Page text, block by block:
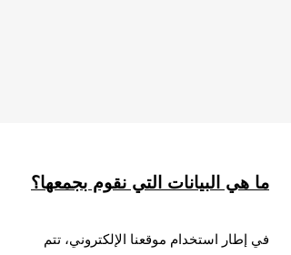
ما هي البيانات التي نقوم بجمعها؟
في إطار استخدام موقعنا الإلكتروني، تتم